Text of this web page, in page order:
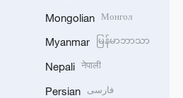
Mongolian Монгол
Myanmar မြန်မာဘာသာ
Nepali नेपाली
Persian فارسی